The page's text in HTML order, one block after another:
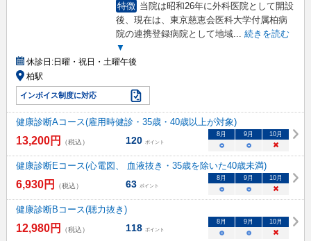
特徴 当院は昭和26年に外科医院として開設
後、現在は、東京慈恵会医科大学付属柏病
院の連携登録病院として地域... 続きを読む
▼
休診日:日曜・祝日・土曜午後
柏駅
インボイス制度に対応
健康診断Aコース(雇用時健診・35歳・40歳以上が対象)
13,200円 （税込） 120 ポイント
8月 9月 10月
○ ○ ×
健康診断Eコース(心電図、 血液抜き・35歳を除いた40歳未満)
6,930円 （税込） 63 ポイント
8月 9月 10月
○ ○ ×
健康診断Bコース(聴力抜き)
12,980円 （税込） 118 ポイント
8月 9月 10月
○ ○ ×